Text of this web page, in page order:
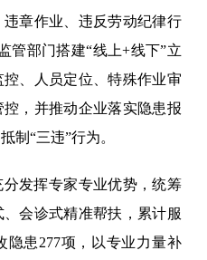
章作业、违反劳动纪律行
管部门搭建“线上+线下”立
、人员定位、特殊作业审
，并推动企业落实隐患报
制“三违”行为。
发挥专家专业优势，统筹
会诊式精准帮扶，累计服
隐患277项，以专业力量补